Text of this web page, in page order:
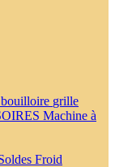
bouilloire grille
Machine à
Froid